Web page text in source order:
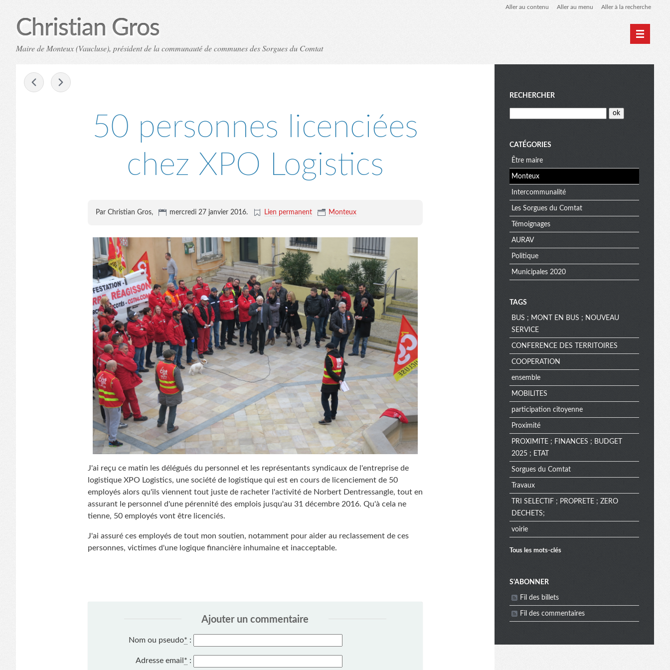
Aller au contenu Aller au menu Aller à la recherche
Christian Gros
Maire de Monteux (Vaucluse), président de la communauté de communes des Sorgues du Comtat
50 personnes licenciées
chez XPO Logistics
Par Christian Gros, mercredi 27 janvier 2016. Lien permanent Monteux
J'ai reçu ce matin les délégués du personnel et les représentants syndicaux de l'entreprise de
logistique XPO Logistics, une société de logistique qui est en cours de licenciement de 50
employés alors qu'ils viennent tout juste de racheter l'activité de Norbert Dentressangle, tout en
assurant le personnel d'une pérennité des emplois jusqu'au 31 décembre 2016. Qu'à cela ne
tienne, 50 employés vont être licenciés.
J'ai assuré ces employés de tout mon soutien, notamment pour aider au reclassement de ces
personnes, victimes d'une logique financière inhumaine et inacceptable.
Ajouter un commentaire
Nom ou pseudo* :
Adresse email * :
M
e
n
u
RECHERCHER
CATÉGORIES
Être maire
Monteux
Intercommunalité
Les Sorgues du Comtat
Témoignages
AURAV
Politique
Municipales 2020
TAGS
BUS ; MONT EN BUS ; NOUVEAU
SERVICE
CONFERENCE DES TERRITOIRES
COOPERATION
ensemble
MOBILITES
participation citoyenne
Proximité
PROXIMITE ; FINANCES ; BUDGET
2025 ; ETAT
Sorgues du Comtat
Travaux
TRI SELECTIF ; PROPRETE ; ZERO
DECHETS;
voirie
Tous les mots-clés
M
e
S'ABONNER
Fil des billets
Fil des commentaires